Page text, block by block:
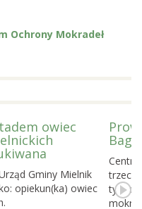
Ochrony Mokradeł
owiec
Gminy Mielnik
opiekun(ka) owiec